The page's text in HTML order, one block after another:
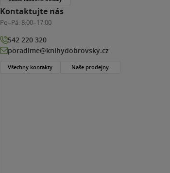
Kontaktujte nás
Po–Pá: 8:00–17:00
542 220 320
poradime@knihydobrovsky.cz
Všechny kontakty Naše prodejny